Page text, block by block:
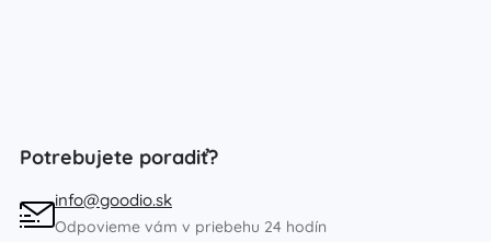
Potrebujete poradiť?
info@goodio.sk
Odpovieme vám v priebehu 24 hodín